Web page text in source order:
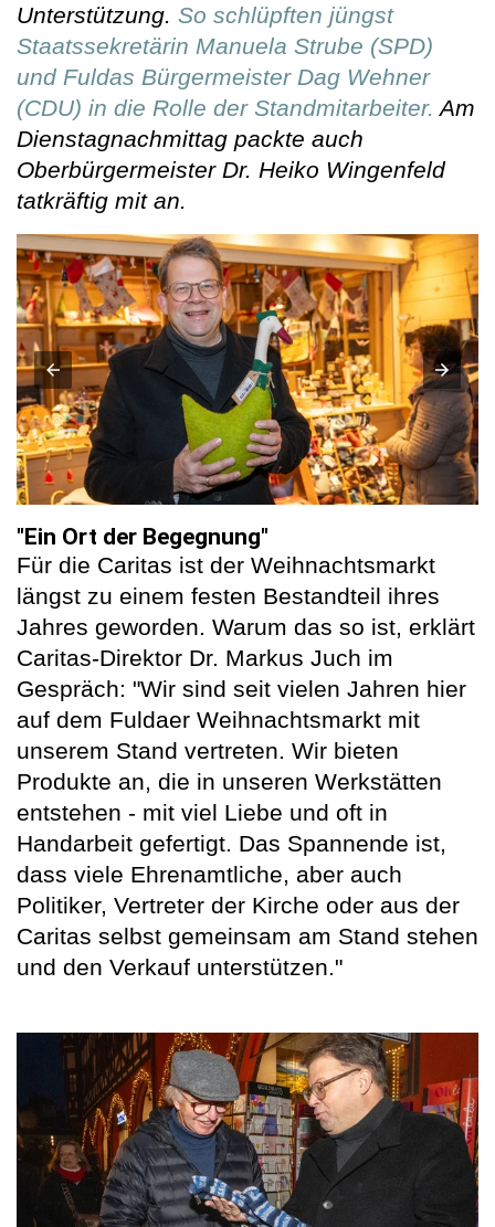
Unterstützung. So schlüpften jüngst
Staatssekretärin Manuela Strube (SPD)
und Fuldas Bürgermeister Dag Wehner
(CDU) in die Rolle der Standmitarbeiter. Am
Dienstagnachmittag packte auch
Oberbürgermeister Dr. Heiko Wingenfeld
tatkräftig mit an.
"Ein Ort der Begegnung"
Für die Caritas ist der Weihnachtsmarkt
längst zu einem festen Bestandteil ihres
Jahres geworden. Warum das so ist, erklärt
Caritas-Direktor Dr. Markus Juch im
Gespräch: "Wir sind seit vielen Jahren hier
auf dem Fuldaer Weihnachtsmarkt mit
unserem Stand vertreten. Wir bieten
Produkte an, die in unseren Werkstätten
entstehen - mit viel Liebe und oft in
Handarbeit gefertigt. Das Spannende ist,
dass viele Ehrenamtliche, aber auch
Politiker, Vertreter der Kirche oder aus der
Caritas selbst gemeinsam am Stand stehen
und den Verkauf unterstützen."